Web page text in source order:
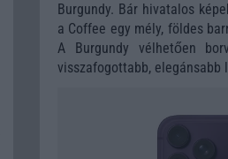
Burgundy. Bár hivatalos
a Coffee egy mély, földes
A Burgundy vélhetően
visszafogottabb,